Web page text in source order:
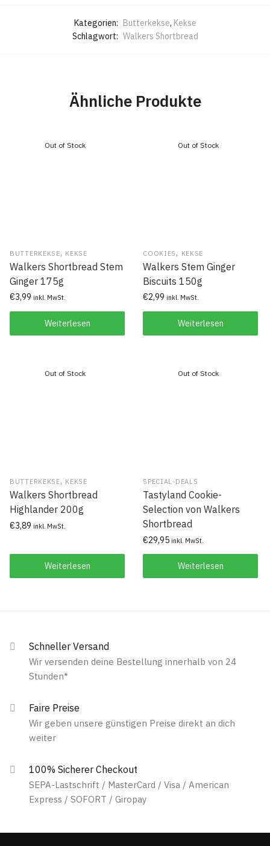
Kategorien: Butterkekse, Kekse
Schlagwort: Walkers Shortbread
Ähnliche Produkte
BUTTERKEKSE, KEKSE
Walkers Shortbread Stem
Ginger 175g
€3,99 inkl. MwSt.
Weiterlesen
COOKIES, KEKSE
Walkers Stem Ginger
Biscuits 150g
€2,99 inkl. MwSt.
Weiterlesen
BUTTERKEKSE, KEKSE
Walkers Shortbread
Highlander 200g
€3,89 inkl. MwSt.
Weiterlesen
SPECIAL-DEALS
Tastyland Cookie-
Selection von Walkers
Shortbread
€29,95 inkl. MwSt.
Weiterlesen
Schneller Versand
Wir versenden deine Bestellung innerhalb von 24
Stunden*
Faire Preise
Wir geben unsere günstigen Preise direkt an dich
weiter
100% Sicherer Checkout
SEPA-Lastschrift / MasterCard / Visa / American
Express / SOFORT / Giropay